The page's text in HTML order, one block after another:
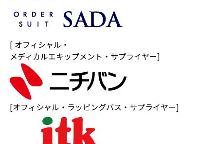
[ オフィシャル・
メディカルエキップメント・サプライヤー]
[オフィシャル・ラッピングバス・サプライヤー]